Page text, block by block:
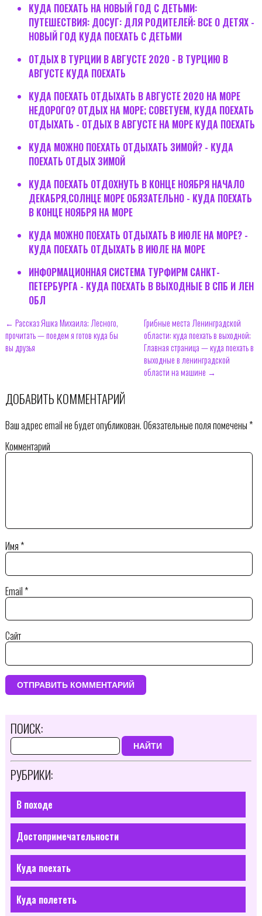
КУДА ПОЕХАТЬ НА НОВЫЙ ГОД С ДЕТЬМИ:
ПУТЕШЕСТВИЯ: ДОСУГ: ДЛЯ РОДИТЕЛЕЙ: ВСЕ О ДЕТЯХ -
НОВЫЙ ГОД КУДА ПОЕХАТЬ С ДЕТЬМИ
ОТДЫХ В ТУРЦИИ В АВГУСТЕ 2020 - В ТУРЦИЮ В
АВГУСТЕ КУДА ПОЕХАТЬ
КУДА ПОЕХАТЬ ОТДЫХАТЬ В АВГУСТЕ 2020 НА МОРЕ
НЕДОРОГО? ОТДЫХ НА МОРЕ; СОВЕТУЕМ, КУДА ПОЕХАТЬ
ОТДЫХАТЬ - ОТДЫХ В АВГУСТЕ НА МОРЕ КУДА ПОЕХАТЬ
КУДА МОЖНО ПОЕХАТЬ ОТДЫХАТЬ ЗИМОЙ? - КУДА
ПОЕХАТЬ ОТДЫХ ЗИМОЙ
КУДА ПОЕХАТЬ ОТДОХНУТЬ В КОНЦЕ НОЯБРЯ НАЧАЛО
ДЕКАБРЯ,СОЛНЦЕ МОРЕ ОБЯЗАТЕЛЬНО - КУДА ПОЕХАТЬ
В КОНЦЕ НОЯБРЯ НА МОРЕ
КУДА МОЖНО ПОЕХАТЬ ОТДЫХАТЬ В ИЮЛЕ НА МОРЕ? -
КУДА ПОЕХАТЬ ОТДЫХАТЬ В ИЮЛЕ НА МОРЕ
ИНФОРМАЦИОННАЯ СИСТЕМА ТУРФИРМ САНКТ-
ПЕТЕРБУРГА - КУДА ПОЕХАТЬ В ВЫХОДНЫЕ В СПБ И ЛЕН
ОБЛ
← Рассказ Яшка Михаила; Лесного,
прочитать — поедем я готов куда бы
вы друзья
Грибные места Ленинградской
области: куда поехать в выходной;
Главная страница — куда поехать в
выходные в ленинградской
области на машине →
ДОБАВИТЬ КОММЕНТАРИЙ
Ваш адрес email не будет опубликован.Обязательные поля помечены*
Комментарий
Имя*
Email*
Сайт
ПОИСК:
НАЙТИ
РУБРИКИ:
В походе
Достопримечательности
Куда поехать
Куда полететь